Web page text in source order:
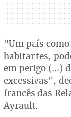
"Um país
habitantes,
em perigo (...)
excessivas",
francês das
Ayrault.